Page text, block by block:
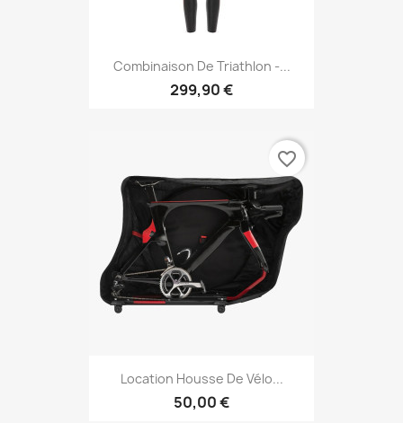
Combinaison De Triathlon -...
299,90 €
Location Housse De Vélo...
50,00 €
favorite_border